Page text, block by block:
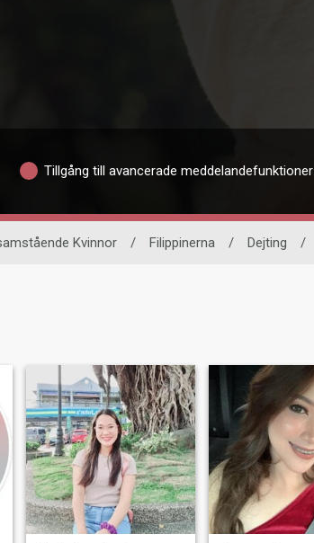
Tillgång till avancerade meddelandefunktioner
Kvinnor / Filippinerna / Dejting /